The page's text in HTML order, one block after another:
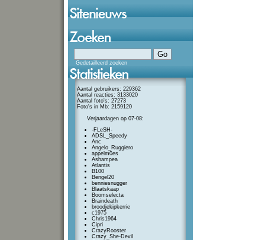
Gedetailleerd zoeken
Aantal gebruikers: 229362
Aantal reacties: 3133020
Aantal foto's: 27273
Foto's in Mb: 2159120
Verjaardagen op 07-08:
-FLeSH-
ADSL_Speedy
Anc
Angelo_Ruggiero
appelm0es
Ashampea
Atlantis
B100
Bengel20
benniesnugger
Blaatskaap
Boomselecta
Braindeath
broodjekipkerrie
c1975
Chris1964
Cipri
CrazyRooster
Crazy_She-Devil